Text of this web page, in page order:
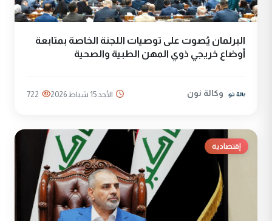
البرلمان يُصوت على توصيات اللجنة الخاصة بمتابعة
أوضاع خريجي ذوي المهن الطبية والصحية
وكالة نون الأحد 15 شباط 2026 722
إقتصادية